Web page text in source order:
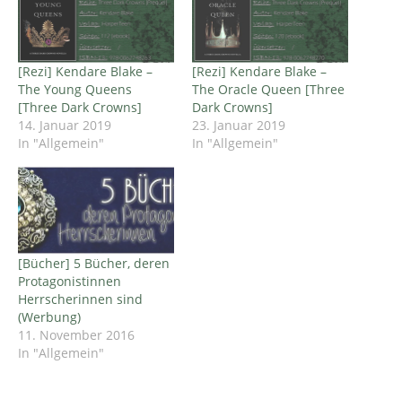
[Rezi] Kendare Blake –
The Young Queens
[Three Dark Crowns]
14. Januar 2019
In "Allgemein"
[Rezi] Kendare Blake –
The Oracle Queen [Three
Dark Crowns]
23. Januar 2019
In "Allgemein"
[Bücher] 5 Bücher, deren
Protagonistinnen
Herrscherinnen sind
(Werbung)
11. November 2016
In "Allgemein"